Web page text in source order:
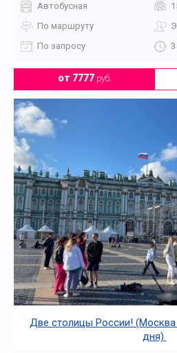
Автобусная
По маршруту
По запросу
от 7777руб.
Две столицы России! (Москва
дня)